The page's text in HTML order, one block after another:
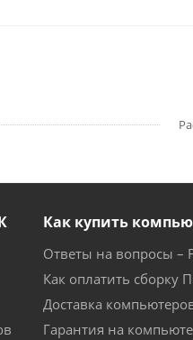
Как купить
Ответы на вопросы –
Как оплатить сборку
Доставка
Гарантия на